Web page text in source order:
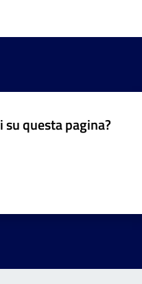
questa pagina?